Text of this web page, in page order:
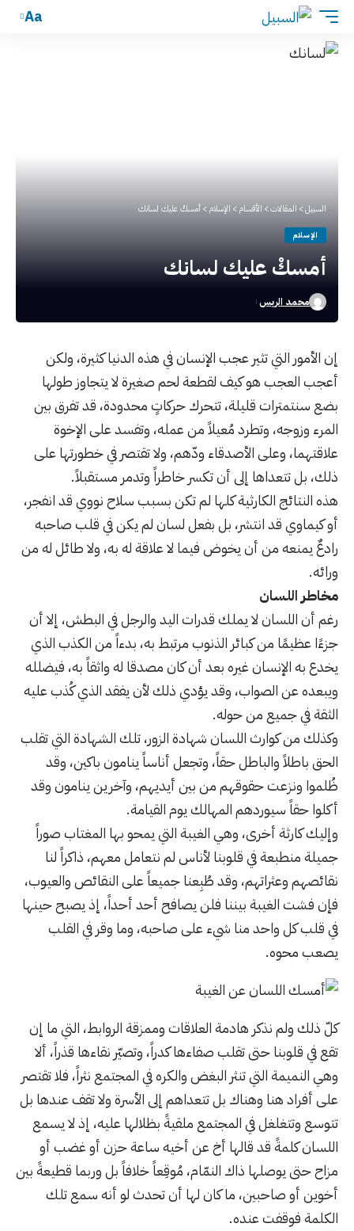
Aa
السبيل> المقالات> الأقسام> الإسلام>أمسكْ عليك لسانك
الإسلام
أمسكْ عليك لسانك
محمد الريس
إن الأمور التي تثير عجب الإنسان في هذه الدنيا كثيرة، ولكن
أعجب العجب هو كيف لقطعة لحم صغيرة لا يتجاوز طولها
بضع سنتمترات قليلة، تتحرك حركاتٍ محدودة، قد تفرق بين
المرء وزوجه، وتطرد مُعيلاً من عمله، وتفسد على الإخوة
علاقتهما، وعلى الأصدقاء ودّهم، ولا تقتصر في خطورتها على
ذلك، بل تتعداها إلى أن تكسر خاطراً وتدمر مستقبلاً.
هذه النتائج الكارثية كلها لم تكن بسبب سلاح نووي قد انفجر،
أو كيماوي قد انتشر، بل بفعل لسان لم يكن في قلب صاحبه
رادعٌ يمنعه من أن يخوض فيما لا علاقة له به، ولا طائل له من
ورائه.
مخاطر اللسان
رغم أن اللسان لا يملك قدرات اليد والرجل في البطش، إلا أن
جزءًا عظيمًا من كبائر الذنوب مرتبط به، بدءاً من الكذب الذي
يخدع به الإنسان غيره بعد أن كان مصدقا له واثقاً به، فيضلله
ويبعده عن الصواب، وقد يؤدي ذلك لأن يفقد الذي كُذب عليه
الثقة في جميع من حوله.
وكذلك من كوارث اللسان شهادة الزور، تلك الشهادة التي تقلب
الحق باطلاً والباطل حقاً، وتجعل أناساً ينامون باكين، وقد
ظُلموا ونزعت حقوقهم من بين أيديهم، وآخرين ينامون وقد
أكلوا حقاً سيوردهم المهالك يوم القيامة.
وإليك كارثة أخرى، وهي الغيبة التي يمحو بها المغتاب صوراً
جميلة منطبعة في قلوبنا لأناس لم نتعامل معهم، ذاكراً لنا
نقائصهم وعثراتهم، وقد طُبِعنا جميعاً على النقائص والعيوب،
فإن فشت الغيبة بيننا فلن يصافح أحد أحداً، إذ يصبح حينها
في قلب كل واحد منا شيء على صاحبه، وما وقر في القلب
يصعب محوه.
كلّ ذلك ولم نذكر هادمة العلاقات وممزقة الروابط، التي ما إن
تقع في قلوبنا حتى تقلب صفاءها كدراً، وتصيّر نقاءها قذراً، ألا
وهي النميمة التي تنثر البغض والكره في المجتمع نثراً، فلا تقتصر
على أفراد هنا وهناك بل تتعداهم إلى الأسرة ولا تقف عندها بل
تتوسع وتتغلغل في المجتمع ملقيةً بظلالها عليه، إذ لا يسمع
اللسان كلمةً قد قالها أخ عن أخيه ساعة حزن أو غضب أو
مزاح حتى يوصلها ذاك النمّام، مُوقِعاً خلافاً بل وربما قطيعةً بين
أخوين أو صاحبين، ما كان لها أن تحدث لو أنه سمع تلك
الكلمة فوقفت عنده.